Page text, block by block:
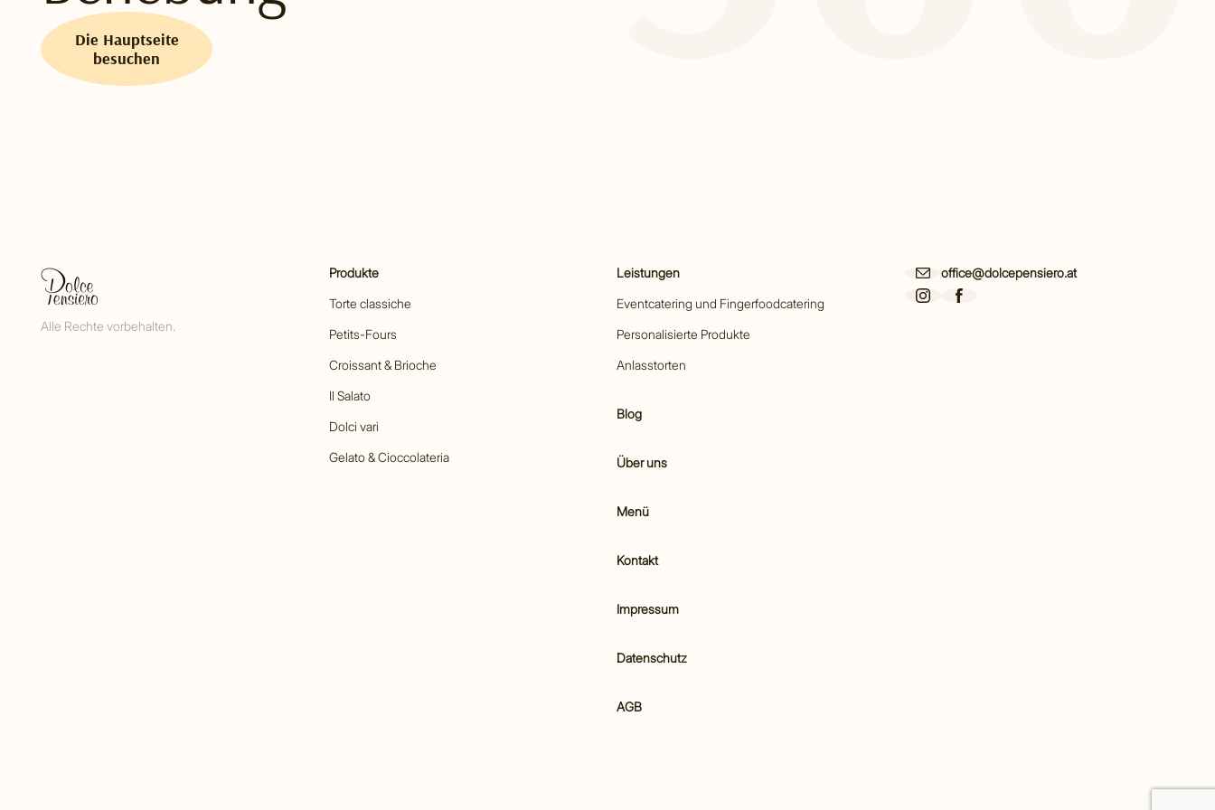
Die Hauptseite
besuchen
Alle Rechte vorbehalten.
Produkte
Torte classiche
Petits-Fours
Croissant & Brioche
Il Salato
Dolci vari
Gelato & Cioccolateria
Leistungen
Eventcatering und Fingerfoodcatering
Personalisierte Produkte
Anlasstorten
Blog
Über uns
Menü
Kontakt
Impressum
Datenschutz
AGB
office@dolcepensiero.at